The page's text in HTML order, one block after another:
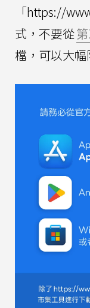
「https://
式，不要從
檔，可以大